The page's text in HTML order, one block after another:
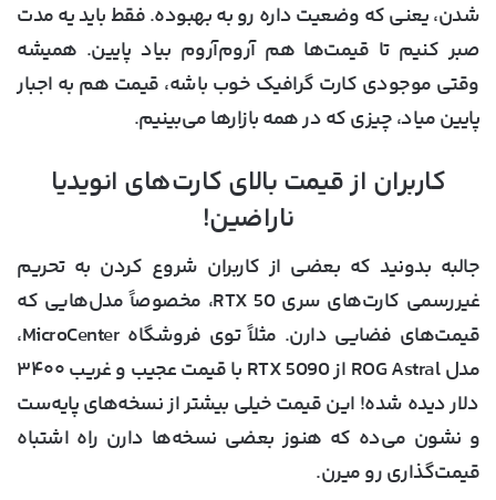
شدن، یعنی که وضعیت داره رو به بهبوده. فقط باید یه مدت
صبر کنیم تا قیمت‌ها هم آروم‌آروم بیاد پایین. همیشه
وقتی موجودی کارت گرافیک خوب باشه، قیمت هم به اجبار
پایین میاد، چیزی که در همه بازارها می‌بینیم.
کاربران از قیمت بالای کارت‌های انویدیا
ناراضین!
جالبه بدونید که بعضی از کاربران شروع کردن بهتحریم
غیررسمی
کارت‌های سری RTX 50، مخصوصاً مدل‌هایی که
قیمت‌های فضایی دارن. مثلاً توی فروشگاه MicroCenter،
مدل ROG Astral از
RTX 5090
با قیمت عجیب و غریب ۳۴۰۰
دلار دیده شده! این قیمت خیلی بیشتر از نسخه‌های پایه‌ست
و نشون می‌ده که هنوز بعضی نسخه‌ها دارن راه اشتباه
قیمت‌گذاری رو میرن.